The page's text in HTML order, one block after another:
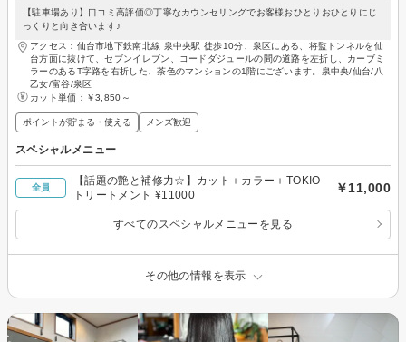
【駐車場あり】口コミ高評価◎丁寧なカウンセリングでお客様おひとりおひとりにじ
っくりと向き合います♪
アクセス：仙台市地下鉄南北線 泉中央駅 徒歩10分、泉区にある、将監トンネルを仙
台方面に抜けて、セブンイレブン、コードダジュールの間の道路を左折し、カーブミ
ラーのあるT字路を右折した、茶色のマンションの1階にございます。泉中央/仙台/八
乙女/富谷/泉区
カット単価： ￥3,850～
ポイントが貯まる・使える メンズ歓迎
スペシャルメニュー
全員
【話題の艶と補修力☆】カット＋カラー＋TOKIO
トリートメント ¥11000
￥11,000
すべてのスペシャルメニューを見る
その他の情報を表示